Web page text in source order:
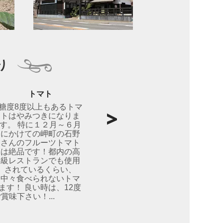
トマト
度8度以上もあるトマ
トはやみつきになりま
す。 特に１２月～６月
にかけての岬町の石野
さんのフルーツトマト
は絶品です！都内の高
級レストランでも使用
されているくらい、
中々食べられないトマ
す！ 良い時は、12度
味下さい！...